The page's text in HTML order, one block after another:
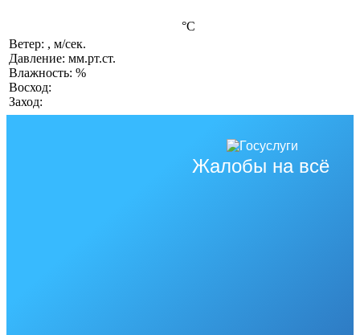
°C
Ветер: , м/сек.
Давление: мм.рт.ст.
Влажность: %
Восход:
Заход:
Жалобы на всё